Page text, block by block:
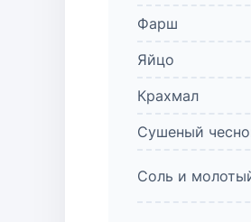
Фарш
Яйцо
Крахмал
Сушеный
Соль и